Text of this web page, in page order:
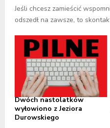
Jeśli chcesz zamieścić
odszedł na zawsze, to
Dwóch nastolatków
wyłowiono z Jeziora
Durowskiego